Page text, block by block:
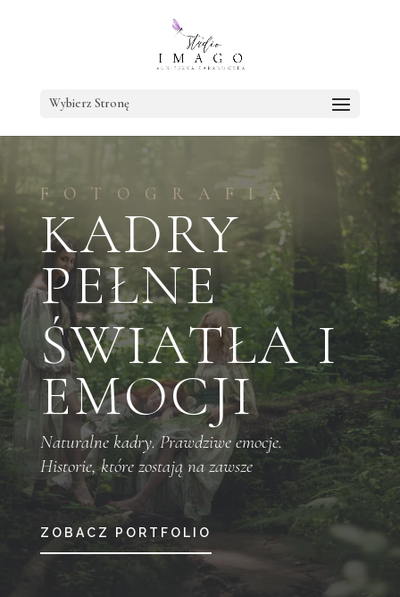
Wybierz Stronę
FOTOGRAFIA
KADRY
PEŁNE
ŚWIATŁA I
EMOCJI
Naturalne kadry. Prawdziwe emocje.
Historie, które zostają na zawsze
ZOBACZ PORTFOLIO